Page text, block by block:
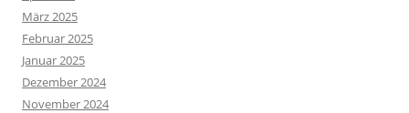
März 2025
Februar 2025
Januar 2025
Dezember 2024
November 2024